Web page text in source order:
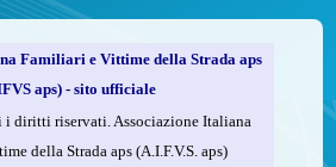
nulla: devolvere il 5 per mille della
o del modello 730.
come “Sostegno delle
Familiari e Vittime della Strada aps
aps) - sito ufficiale
riservati. Associazione Italiana
della Strada aps (A.I.F.V.S. aps)